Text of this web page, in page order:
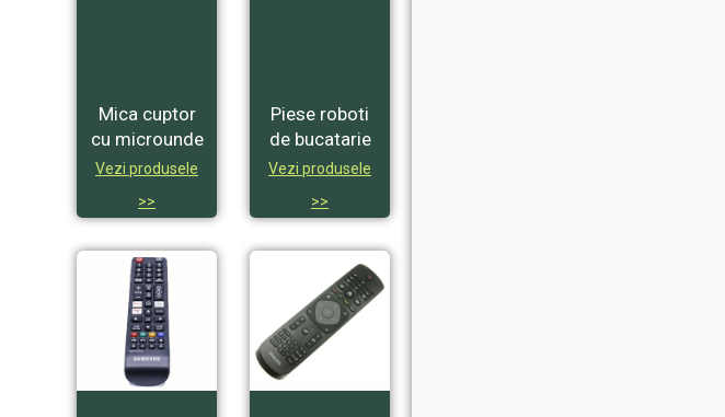
Mica cuptor
cu microunde
Vezi produsele
>>
Piese roboti
de bucatarie
Vezi produsele
>>